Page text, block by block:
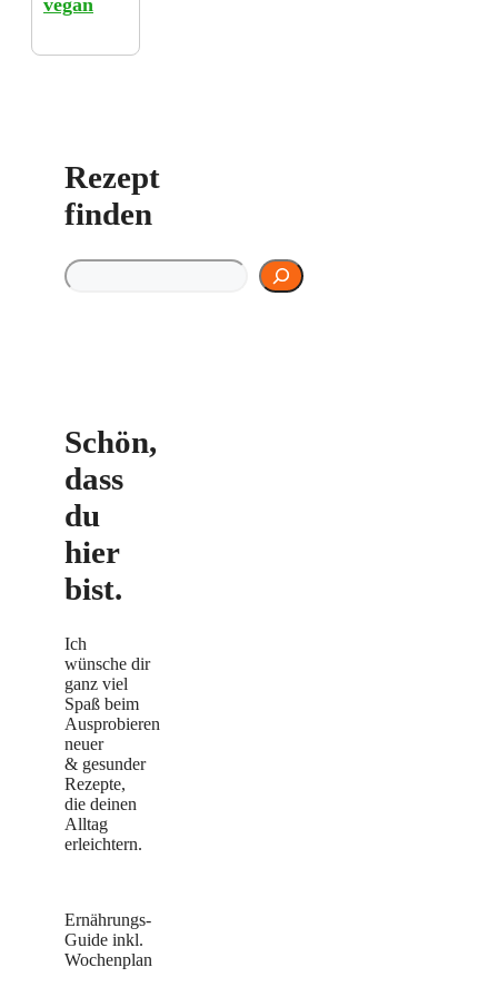
vegan
Rezept
finden
Rezept finden
Schön,
dass
du
hier
bist.
Ich
wünsche dir
ganz viel
Spaß beim
Ausprobieren
neuer
& gesunder
Rezepte,
die deinen
Alltag
erleichtern.
Ernährungs-
Guide inkl.
Wochenplan